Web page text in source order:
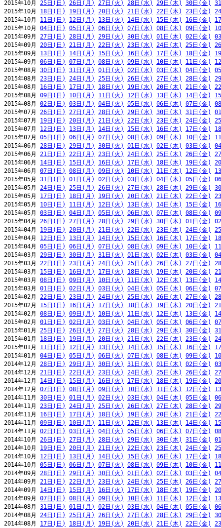
2015年10月 25日(日) 26日(月) 27日(火) 28日(水) 29日(木) 30日(金)
2015年10月 18日(日) 19日(月) 20日(火) 21日(水) 22日(木) 23日(金)
2015年10月 11日(日) 12日(月) 13日(火) 14日(水) 15日(木) 16日(金)
2015年10月 04日(日) 05日(月) 06日(火) 07日(水) 08日(木) 09日(金)
2015年09月 27日(日) 28日(月) 29日(火) 30日(水) 01日(木) 02日(金)
2015年09月 20日(日) 21日(月) 22日(火) 23日(水) 24日(木) 25日(金)
2015年09月 13日(日) 14日(月) 15日(火) 16日(水) 17日(木) 18日(金)
2015年09月 06日(日) 07日(月) 08日(火) 09日(水) 10日(木) 11日(金)
2015年08月 30日(日) 31日(月) 01日(火) 02日(水) 03日(木) 04日(金)
2015年08月 23日(日) 24日(月) 25日(火) 26日(水) 27日(木) 28日(金)
2015年08月 16日(日) 17日(月) 18日(火) 19日(水) 20日(木) 21日(金)
2015年08月 09日(日) 10日(月) 11日(火) 12日(水) 13日(木) 14日(金)
2015年08月 02日(日) 03日(月) 04日(火) 05日(水) 06日(木) 07日(金)
2015年07月 26日(日) 27日(月) 28日(火) 29日(水) 30日(木) 31日(金)
2015年07月 19日(日) 20日(月) 21日(火) 22日(水) 23日(木) 24日(金)
2015年07月 12日(日) 13日(月) 14日(火) 15日(水) 16日(木) 17日(金)
2015年07月 05日(日) 06日(月) 07日(火) 08日(水) 09日(木) 10日(金)
2015年06月 28日(日) 29日(月) 30日(火) 01日(水) 02日(木) 03日(金)
2015年06月 21日(日) 22日(月) 23日(火) 24日(水) 25日(木) 26日(金)
2015年06月 14日(日) 15日(月) 16日(火) 17日(水) 18日(木) 19日(金)
2015年06月 07日(日) 08日(月) 09日(火) 10日(水) 11日(木) 12日(金)
2015年05月 31日(日) 01日(月) 02日(火) 03日(水) 04日(木) 05日(金)
2015年05月 24日(日) 25日(月) 26日(火) 27日(水) 28日(木) 29日(金)
2015年05月 17日(日) 18日(月) 19日(火) 20日(水) 21日(木) 22日(金)
2015年05月 10日(日) 11日(月) 12日(火) 13日(水) 14日(木) 15日(金)
2015年05月 03日(日) 04日(月) 05日(火) 06日(水) 07日(木) 08日(金)
2015年04月 26日(日) 27日(月) 28日(火) 29日(水) 30日(木) 01日(金)
2015年04月 19日(日) 20日(月) 21日(火) 22日(水) 23日(木) 24日(金)
2015年04月 12日(日) 13日(月) 14日(火) 15日(水) 16日(木) 17日(金)
2015年04月 05日(日) 06日(月) 07日(火) 08日(水) 09日(木) 10日(金)
2015年03月 29日(日) 30日(月) 31日(火) 01日(水) 02日(木) 03日(金)
2015年03月 22日(日) 23日(月) 24日(火) 25日(水) 26日(木) 27日(金)
2015年03月 15日(日) 16日(月) 17日(火) 18日(水) 19日(木) 20日(金)
2015年03月 08日(日) 09日(月) 10日(火) 11日(水) 12日(木) 13日(金)
2015年03月 01日(日) 02日(月) 03日(火) 04日(水) 05日(木) 06日(金)
2015年02月 22日(日) 23日(月) 24日(火) 25日(水) 26日(木) 27日(金)
2015年02月 15日(日) 16日(月) 17日(火) 18日(水) 19日(木) 20日(金)
2015年02月 08日(日) 09日(月) 10日(火) 11日(水) 12日(木) 13日(金)
2015年02月 01日(日) 02日(月) 03日(火) 04日(水) 05日(木) 06日(金)
2015年01月 25日(日) 26日(月) 27日(火) 28日(水) 29日(木) 30日(金)
2015年01月 18日(日) 19日(月) 20日(火) 21日(水) 22日(木) 23日(金)
2015年01月 11日(日) 12日(月) 13日(火) 14日(水) 15日(木) 16日(金)
2015年01月 04日(日) 05日(月) 06日(火) 07日(水) 08日(木) 09日(金)
2014年12月 28日(日) 29日(月) 30日(火) 31日(水) 01日(木) 02日(金)
2014年12月 21日(日) 22日(月) 23日(火) 24日(水) 25日(木) 26日(金)
2014年12月 14日(日) 15日(月) 16日(火) 17日(水) 18日(木) 19日(金)
2014年12月 07日(日) 08日(月) 09日(火) 10日(水) 11日(木) 12日(金)
2014年11月 30日(日) 01日(月) 02日(火) 03日(水) 04日(木) 05日(金)
2014年11月 23日(日) 24日(月) 25日(火) 26日(水) 27日(木) 28日(金)
2014年11月 16日(日) 17日(月) 18日(火) 19日(水) 20日(木) 21日(金)
2014年11月 09日(日) 10日(月) 11日(火) 12日(水) 13日(木) 14日(金)
2014年11月 02日(日) 03日(月) 04日(火) 05日(水) 06日(木) 07日(金)
2014年10月 26日(日) 27日(月) 28日(火) 29日(水) 30日(木) 31日(金)
2014年10月 19日(日) 20日(月) 21日(火) 22日(水) 23日(木) 24日(金)
2014年10月 12日(日) 13日(月) 14日(火) 15日(水) 16日(木) 17日(金)
2014年10月 05日(日) 06日(月) 07日(火) 08日(水) 09日(木) 10日(金)
2014年09月 28日(日) 29日(月) 30日(火) 01日(水) 02日(木) 03日(金)
2014年09月 21日(日) 22日(月) 23日(火) 24日(水) 25日(木) 26日(金)
2014年09月 14日(日) 15日(月) 16日(火) 17日(水) 18日(木) 19日(金)
2014年09月 07日(日) 08日(月) 09日(火) 10日(水) 11日(木) 12日(金)
2014年08月 31日(日) 01日(月) 02日(火) 03日(水) 04日(木) 05日(金)
2014年08月 24日(日) 25日(月) 26日(火) 27日(水) 28日(木) 29日(金)
2014年08月 17日(日) 18日(月) 19日(火) 20日(水) 21日(木) 22日(金)